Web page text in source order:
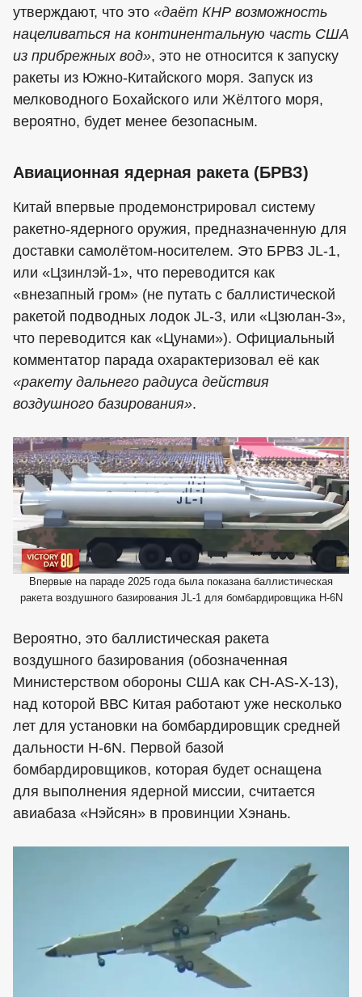
утверждают, что это «даёт КНР возможность
нацеливаться на континентальную часть США
из прибрежных вод», это не относится к запуску
ракеты из Южно-Китайского моря. Запуск из
мелководного Бохайского или Жёлтого моря,
вероятно, будет менее безопасным.
Авиационная ядерная ракета (БРВЗ)
Китай впервые продемонстрировал систему
ракетно-ядерного оружия, предназначенную для
доставки самолётом-носителем. Это БРВЗ JL-1,
или «Цзинлэй-1», что переводится как
«внезапный гром» (не путать с баллистической
ракетой подводных лодок JL-3, или «Цзюлан-3»,
что переводится как «Цунами»). Официальный
комментатор парада охарактеризовал её как
«ракету дальнего радиуса действия
воздушного базирования».
Впервые на параде 2025 года была показана баллистическая
ракета воздушного базирования JL-1 для бомбардировщика H-6N
Вероятно, это баллистическая ракета
воздушного базирования (обозначенная
Министерством обороны США как CH-AS-X-13),
над которой ВВС Китая работают уже несколько
лет для установки на бомбардировщик средней
дальности H-6N. Первой базой
бомбардировщиков, которая будет оснащена
для выполнения ядерной миссии, считается
авиабаза «Нэйсян» в провинции Хэнань.